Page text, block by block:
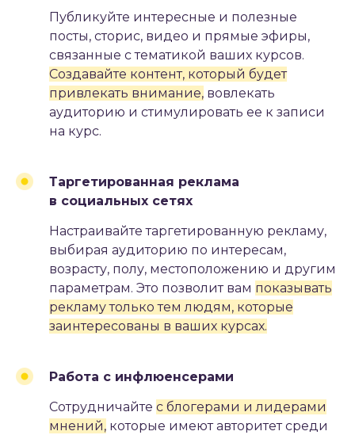
Публикуйте интересные и полезные
посты, сторис, видео и прямые эфиры,
связанные с тематикой ваших курсов.
Создавайте контент, который будет
привлекать внимание, вовлекать
аудиторию и стимулировать ее к записи
на курс.
Таргетированная реклама
в социальных сетях
Настраивайте таргетированную рекламу,
выбирая аудиторию по интересам,
возрасту, полу, местоположению и другим
параметрам. Это позволит вам показывать
рекламу только тем людям, которые
заинтересованы в ваших курсах.
Работа с инфлюенсерами
Сотрудничайте с блогерами и лидерами
мнений, которые имеют авторитет среди
ПАРТНЕРСКИЙ МАРКЕТИНГ
ДРУГИЕ МЕТОДЫ
#2.6